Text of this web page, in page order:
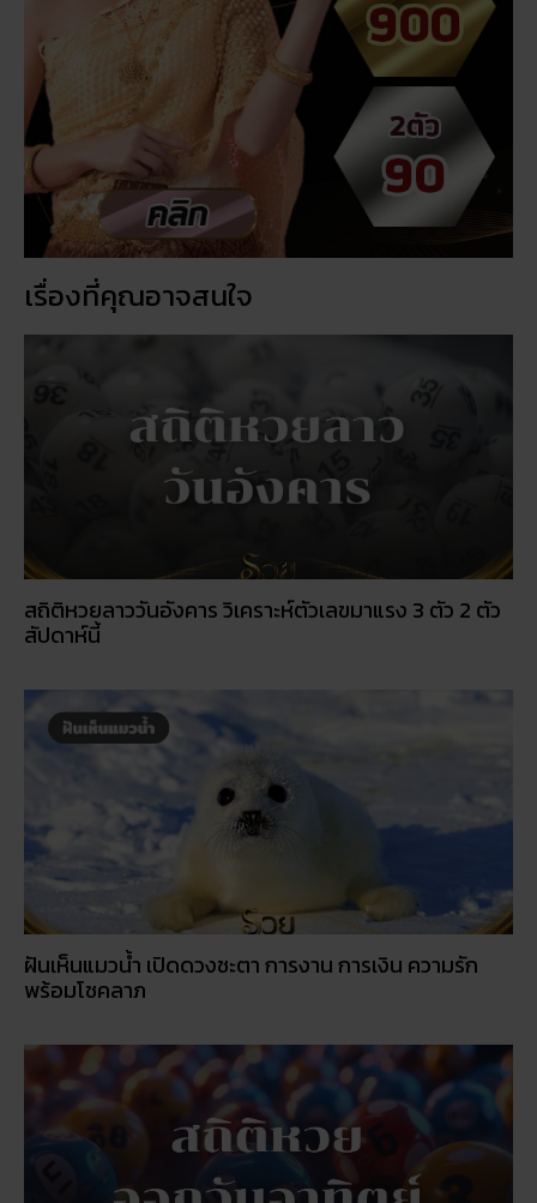
เรื่องที่คุณอาจสนใจ
สัปดาห์นี้
ฝันเห็นแมวน้ำ เปิดดวงชะตา การงาน การเงิน ความรัก
พร้อมโชคลาภ
สถิติหวยออกวันอาทิตย์ ตรวจหวยทุกงวด ค้นหาเลขเด็ด
ประจำวัน